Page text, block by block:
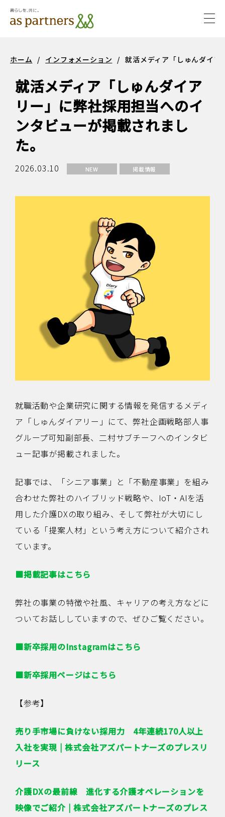
ホーム / インフォメーション / 就活メディア「しゅんダイ
就活メディア「しゅんダイア
リー」に弊社採用担当へのイ
ンタビューが掲載されまし
た。
2026.03.10 NEW 掲載情報
就職活動や企業研究に関する情報を発信するメディ
ア「しゅんダイアリー」にて、弊社企画戦略部人事
グループ可知副部長、二村サブチーフへのインタビ
ュー記事が掲載されました。
記事では、「シニア事業」と「不動産事業」を組み
合わせた弊社のハイブリッド戦略や、IoT・AIを活
用した介護DXの取り組み、そして弊社が大切にし
ている「提案人材」という考え方について紹介され
ています。
■掲載記事はこちら
弊社の事業の特徴や社風、キャリアの考え方などに
ついてお話ししていますので、ぜひご覧ください。
■新卒採用のInstagramはこちら
■新卒採用ページはこちら
【参考】
売り手市場に負けない採用力 4年連続170人以上
入社を実現 | 株式会社アズパートナーズのプレスリ
リース
介護DXの最前線 進化する介護オペレーションを
映像でご紹介 | 株式会社アズパートナーズのプレス
サステナビ
リティ
サステ
ティ